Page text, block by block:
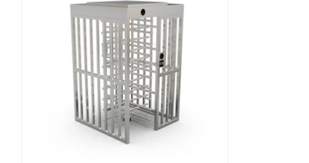
Rolle
Uns
Bitte Um Ein
Angebot
Stativ-Drehkreuz-Tor